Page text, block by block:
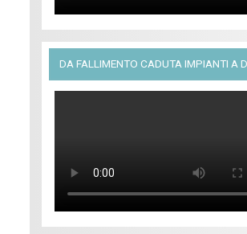
DA FALLIMENTO CADUTA IMPIANTI A